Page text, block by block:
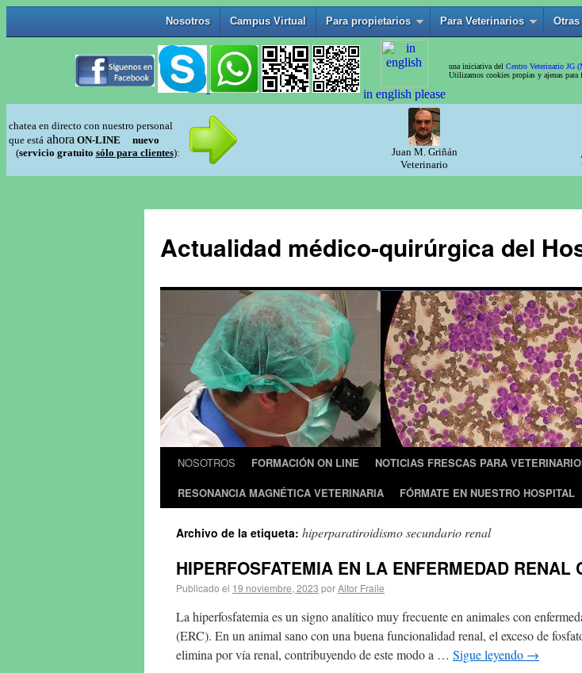
Actualidad médico-quirúrgica del
NOSOTROS FORMACIÓN ON LINE NOTICIAS FRESCAS PARA
RESONANCIA MAGNÉTICA VETERINARIA
FÓRMATE EN NUESTRO HOSPITAL
Archivo de la etiqueta: hiperparatiroidismo secundario renal
HIPERFOSFATEMIA EN LA ENFERMEDAD RENAL
Publicado el 19 noviembre, 2023 porAitor Fraile
La hiperfosfatemia es un signo analítico muy frecuente en animales con
(ERC). En un animal sano con una buena funcionalidad renal, el exceso de
elimina por vía renal, contribuyendo de este modo a … Sigue leyendo →